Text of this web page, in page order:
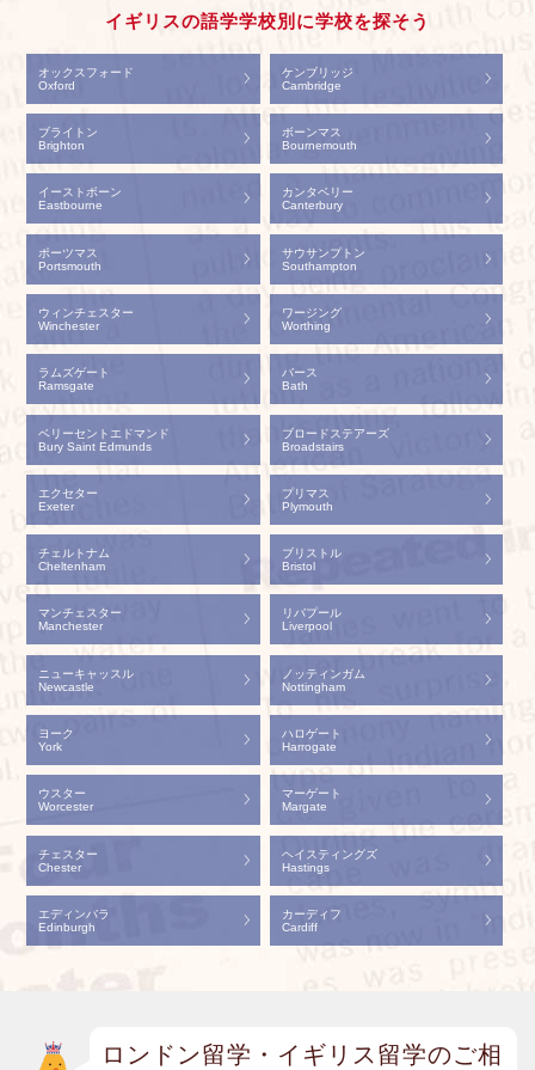
イギリスの語学学校別に学校を探そう
オックスフォード
Oxford
ケンブリッジ
Cambridge
ブライトン
Brighton
ボーンマス
Bournemouth
イーストボーン
Eastbourne
カンタベリー
Canterbury
ポーツマス
Portsmouth
サウサンプトン
Southampton
ウィンチェスター
Winchester
ワージング
Worthing
ラムズゲート
Ramsgate
バース
Bath
ベリーセントエドマンド
Bury Saint Edmunds
ブロードステアーズ
Broadstairs
エクセター
Exeter
プリマス
Plymouth
チェルトナム
Cheltenham
ブリストル
Bristol
マンチェスター
Manchester
リバプール
Liverpool
ニューキャッスル
Newcastle
ノッティンガム
Nottingham
ヨーク
York
ハロゲート
Harrogate
ウスター
Worcester
マーゲート
Margate
チェスター
Chester
ヘイスティングズ
Hastings
エディンバラ
Edinburgh
カーディフ
Cardiff
ロンドン留学・イギリス留学のご相